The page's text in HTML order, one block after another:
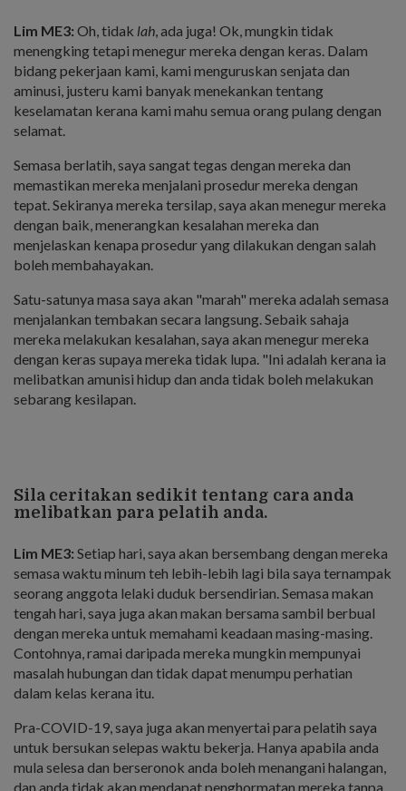
Lim ME3: Oh, tidak lah , ada juga! Ok, mungkin tidak
menengking tetapi menegur mereka dengan keras. Dalam
bidang pekerjaan kami, kami menguruskan senjata dan
aminusi, justeru kami banyak menekankan tentang
keselamatan kerana kami mahu semua orang pulang dengan
selamat.
Semasa berlatih, saya sangat tegas dengan mereka dan
memastikan mereka menjalani prosedur mereka dengan
tepat. Sekiranya mereka tersilap, saya akan menegur mereka
dengan baik, menerangkan kesalahan mereka dan
menjelaskan kenapa prosedur yang dilakukan dengan salah
boleh membahayakan.
Satu-satunya masa saya akan "marah" mereka adalah semasa
menjalankan tembakan secara langsung. Sebaik sahaja
mereka melakukan kesalahan, saya akan menegur mereka
dengan keras supaya mereka tidak lupa. "Ini adalah kerana ia
melibatkan amunisi hidup dan anda tidak boleh melakukan
sebarang kesilapan.
Sila ceritakan sedikit tentang cara anda
melibatkan para pelatih anda.
Lim ME3: Setiap hari, saya akan bersembang dengan mereka
semasa waktu minum teh lebih-lebih lagi bila saya ternampak
seorang anggota lelaki duduk bersendirian. Semasa makan
tengah hari, saya juga akan makan bersama sambil berbual
dengan mereka untuk memahami keadaan masing-masing.
Contohnya, ramai daripada mereka mungkin mempunyai
masalah hubungan dan tidak dapat menumpu perhatian
dalam kelas kerana itu.
Pra-COVID-19, saya juga akan menyertai para pelatih saya
untuk bersukan selepas waktu bekerja. Hanya apabila anda
mula selesa dan berseronok anda boleh menangani halangan,
dan anda tidak akan mendapat penghormatan mereka tanpa